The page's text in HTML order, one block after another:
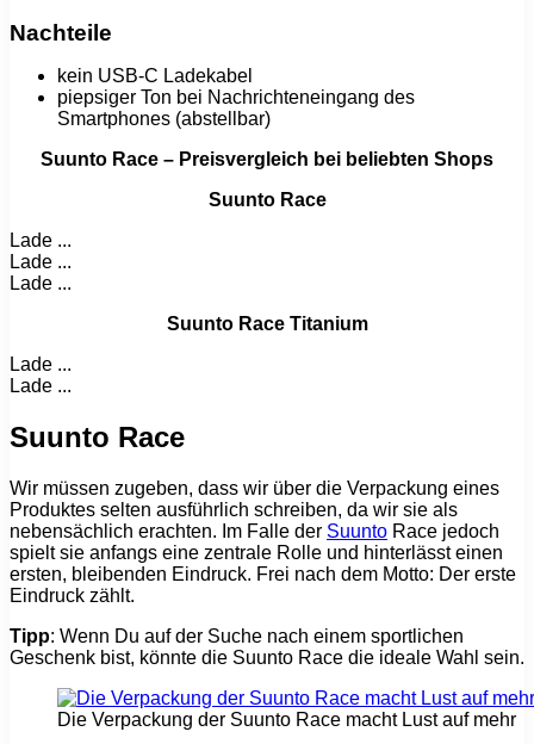
Nachteile
kein USB-C Ladekabel
piepsiger Ton bei Nachrichteneingang des
Smartphones (abstellbar)
Suunto Race – Preisvergleich bei beliebten Shops
Suunto Race
Lade ...
Lade ...
Lade ...
Suunto Race Titanium
Lade ...
Lade ...
Suunto Race
Wir müssen zugeben, dass wir über die Verpackung eines
Produktes selten ausführlich schreiben, da wir sie als
nebensächlich erachten. Im Falle der Suunto Race jedoch
spielt sie anfangs eine zentrale Rolle und hinterlässt einen
ersten, bleibenden Eindruck. Frei nach dem Motto: Der erste
Eindruck zählt.
Tipp: Wenn Du auf der Suche nach einem sportlichen
Geschenk bist, könnte die Suunto Race die ideale Wahl sein.
Die Verpackung der Suunto Race macht Lust auf mehr